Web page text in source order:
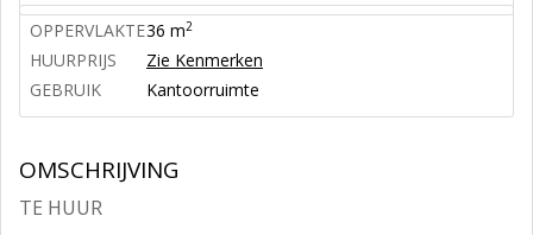
OPPERVLAKTE36 m2
HUURPRIJS
Zie Kenmerken
GEBRUIK
Kantoorruimte
OMSCHRIJVING
TE HUUR